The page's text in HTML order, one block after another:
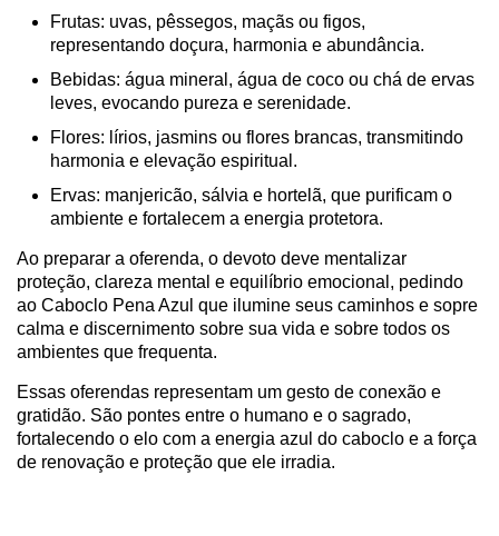
Frutas: uvas, pêssegos, maçãs ou figos,
representando doçura, harmonia e abundância.
Bebidas: água mineral, água de coco ou chá de ervas
leves, evocando pureza e serenidade.
Flores: lírios, jasmins ou flores brancas, transmitindo
harmonia e elevação espiritual.
Ervas: manjericão, sálvia e hortelã, que purificam o
ambiente e fortalecem a energia protetora.
Ao preparar a oferenda, o devoto deve mentalizar
proteção, clareza mental e equilíbrio emocional, pedindo
ao Caboclo Pena Azul que ilumine seus caminhos e sopre
calma e discernimento sobre sua vida e sobre todos os
ambientes que frequenta.
Essas oferendas representam um gesto de conexão e
gratidão. São pontes entre o humano e o sagrado,
fortalecendo o elo com a energia azul do caboclo e a força
de renovação e proteção que ele irradia.